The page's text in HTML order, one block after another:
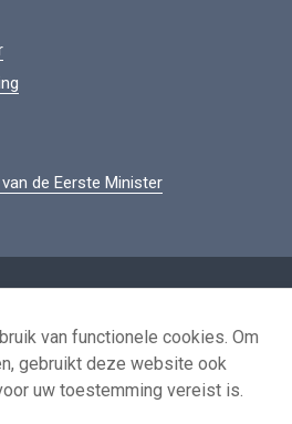
de Eerste Minister
voor het hergebruik
ons
van functionele cookies. Om
gebruikt deze website ook
uw toestemming vereist is.